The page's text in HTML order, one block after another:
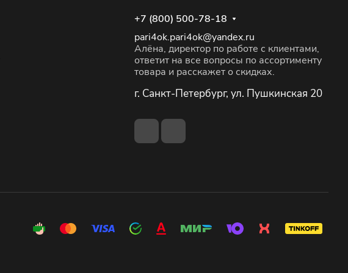
+7 (800) 500-78-18
pari4ok.pari4ok@yandex.ru
Алёна, директор по работе с клиентами,
ответит на все вопросы по ассортименту
товара и расскажет о скидках.
г. Санкт-Петербург, ул. Пушкинская 20